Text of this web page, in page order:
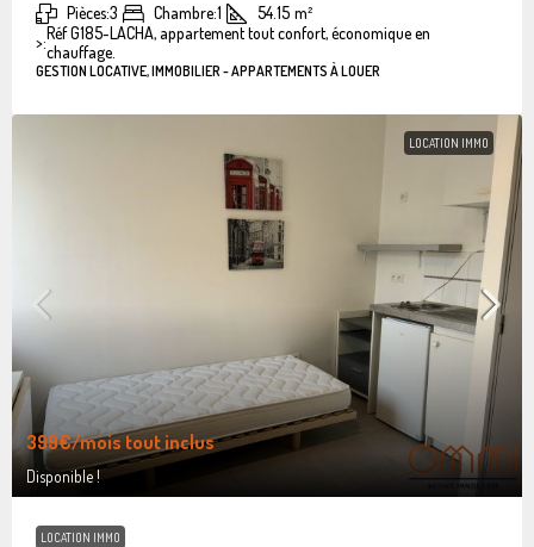
Pièces:3 Chambre:1 54.15 m²
>:Réf G185-LACHA, appartement tout confort, économique en
chauffage.
GESTION LOCATIVE, IMMOBILIER - APPARTEMENTS À LOUER
LOCATION IMMO
399€/mois tout inclus
Disponible !
LOCATION IMMO